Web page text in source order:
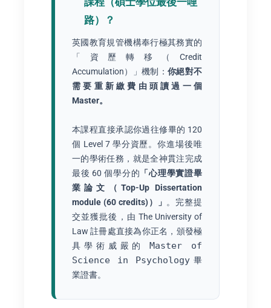
路）？
英國教育規管機構奉行極其務實的
「資歷轉移（Credit
Accumulation）」機制： 你絕對不
需要重新繳費由頭讀過一個
Master。
本課程直接承認你過往修畢的 120
個 Level 7 學分資歷。你進場後唯
一的學術任務，就是全神貫注完成
最後 60 個學分的 「心理學實證畢
業論文（Top-Up Dissertation
module (60 credits)）」 。完整提
交並獲批後，由 The University of
Law 註冊處直接為你正名，頒發極
具學術威嚴的 Master of
Science in Psychology 畢
業證書。